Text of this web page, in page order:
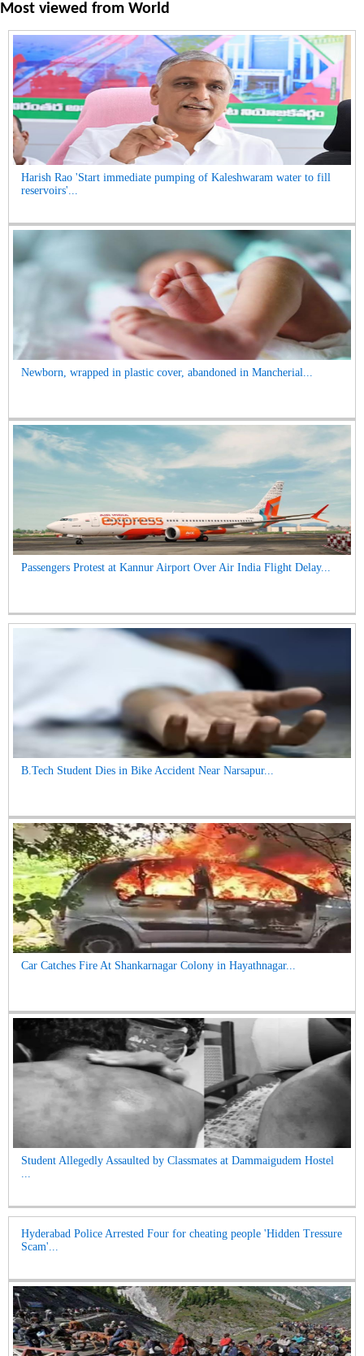
Most viewed from World
Harish Rao 'Start immediate pumping of Kaleshwaram water to fill
reservoirs'...
Newborn, wrapped in plastic cover, abandoned in Mancherial...
Passengers Protest at Kannur Airport Over Air India Flight Delay...
B.Tech Student Dies in Bike Accident Near Narsapur...
Car Catches Fire At Shankarnagar Colony in Hayathnagar...
Student Allegedly Assaulted by Classmates at Dammaigudem Hostel
...
Hyderabad Police Arrested Four for cheating people 'Hidden Tressure
Scam'...